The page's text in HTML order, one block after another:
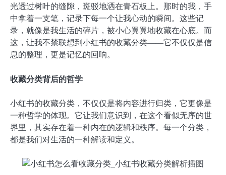
光透过树叶的缝隙，斑驳地洒在青石板上。那时的我，手
中拿着一支笔，记录下每一个让我心动的瞬间。这些记
录，就像是我生活的碎片，被小心翼翼地收藏在心底。而
这，让我不禁联想到小红书的收藏分类——它不仅仅是信
息的整理，更是记忆的回响。
收藏分类背后的哲学
小红书的收藏分类，不仅仅是将内容进行归类，它更像是
一种哲学的体现。它让我们意识到，在这个看似无序的世
界里，其实存在着一种内在的逻辑和秩序。每一个分类，
都是我们对生活的一种解读和定义。